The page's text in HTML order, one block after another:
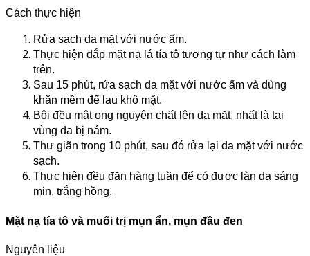
Cách thực hiện​
Rửa sạch da mặt với nước ấm.
Thực hiện đắp mặt nạ lá tía tô tương tự như cách làm
trên.
Sau 15 phút, rửa sạch da mặt với nước ấm và dùng
khăn mềm để lau khô mặt.
Bôi đều mật ong nguyên chất lên da mặt, nhất là tại
vùng da bị nám.
Thư giãn trong 10 phút, sau đó rửa lại da mặt với nước
sạch.
Thực hiện đều đặn hàng tuần để có được làn da sáng
mịn, trắng hồng.
Mặt nạ tía tô và muối trị mụn ẩn, mụn đầu đen
Nguyên liệu